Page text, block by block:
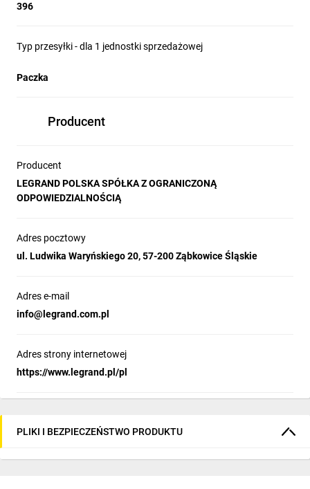
396
Typ przesyłki - dla 1 jednostki sprzedażowej
Paczka
Producent
Producent
LEGRAND POLSKA SPÓŁKA Z OGRANICZONĄ
ODPOWIEDZIALNOŚCIĄ
Adres pocztowy
ul. Ludwika Waryńskiego 20, 57-200 Ząbkowice Śląskie
Adres e-mail
info@legrand.com.pl
Adres strony internetowej
https://www.legrand.pl/pl
PLIKI I BEZPIECZEŃSTWO PRODUKTU